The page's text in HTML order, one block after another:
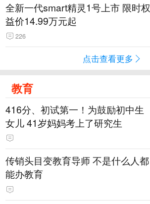
全新一代smart精灵1号上市 限时权
益价14.99万元起
226
点击查看更多
教育
416分、初试第一！为鼓励初中生
女儿 41岁妈妈考上了研究生
传销头目变教育导师 不是什么人都
能办教育